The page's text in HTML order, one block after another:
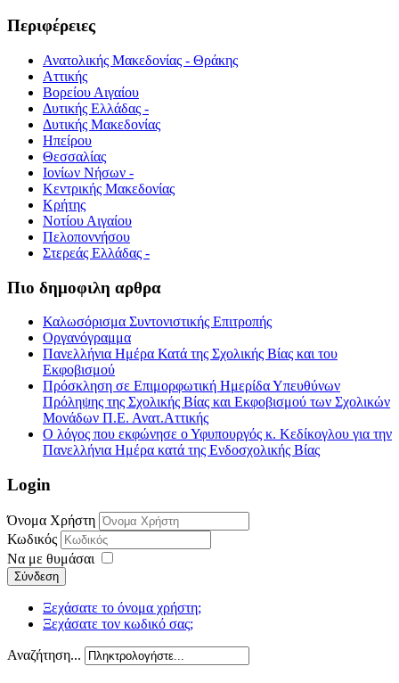
Περιφέρειες
Ανατολικής Μακεδονίας - Θράκης
Αττικής
Βορείου Αιγαίου
Δυτικής Ελλάδας -
Δυτικής Μακεδονίας
Ηπείρου
Θεσσαλίας
Ιονίων Νήσων -
Κεντρικής Μακεδονίας
Κρήτης
Νοτίου Αιγαίου
Πελοποννήσου
Στερεάς Ελλάδας -
Πιο δημοφιλη αρθρα
Καλωσόρισμα Συντονιστικής Επιτροπής
Οργανόγραμμα
Πανελλήνια Ημέρα Κατά της Σχολικής Βίας και του
Εκφοβισμού
Πρόσκληση σε Επιμορφωτική Ημερίδα Υπευθύνων
Πρόληψης της Σχολικής Βίας και Εκφοβισμού των Σχολικών
Μονάδων Π.Ε. Ανατ.Αττικής
Ο λόγος που εκφώνησε ο Υφυπουργός κ. Κεδίκογλου για την
Πανελλήνια Ημέρα κατά της Ενδοσχολικής Βίας
Login
Όνομα Χρήστη
Κωδικός
Να με θυμάσαι
Σύνδεση
Ξεχάσατε το όνομα χρήστη;
Ξεχάσατε τον κωδικό σας;
Αναζήτηση...